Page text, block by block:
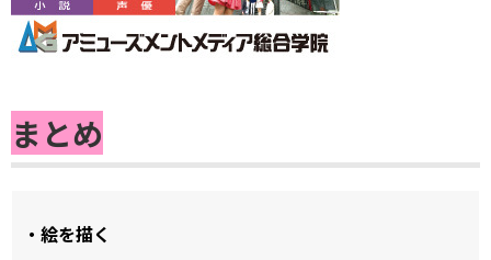
まとめ
・絵を描く